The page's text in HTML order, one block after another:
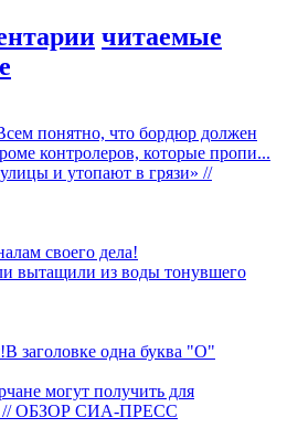
читаемые
понятно, что бордюр должен
контролеров, которые пропи...
и утопают в грязи» //
своего дела!
вытащили из воды тонувшего
заголовке одна буква "О"
могут получить для
// ОБЗОР СИА-ПРЕСС